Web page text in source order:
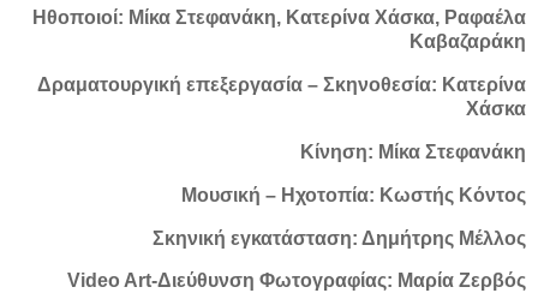
Ηθοποιοί: Μίκα Στεφανάκη, Κατερίνα Χάσκα, Ραφαέλα
Καβαζαράκη
Δραματουργική επεξεργασία – Σκηνοθεσία: Κατερίνα
Χάσκα
Κίνηση: Μίκα Στεφανάκη
Μουσική – Ηχοτοπία: Κωστής Κόντος
Σκηνική εγκατάσταση: Δημήτρης Μέλλος
Video Art-Διεύθυνση Φωτογραφίας: Μαρία Ζερβός